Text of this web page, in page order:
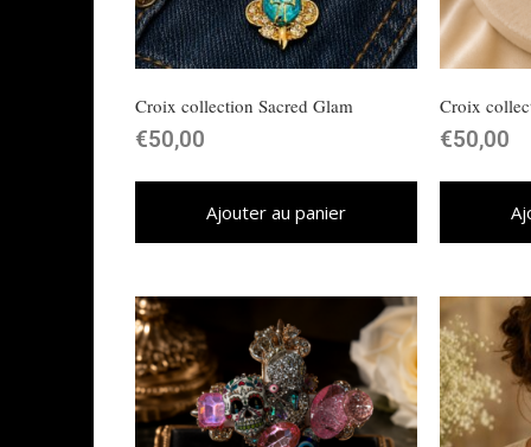
Croix collection Sacred Glam
€50,00
Ajouter au panier
Croix
€50,00